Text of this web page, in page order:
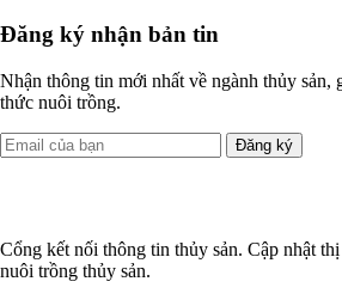
Đăng ký nhận bản tin
Nhận thông tin mới nhất về ngành thủy sản,
thức nuôi trồng.
Đăng ký
Cổng kết nối thông tin thủy sản. Cập nhật
nuôi trồng thủy sản.